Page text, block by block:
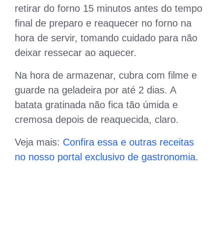
retirar do forno 15 minutos antes do tempo
final de preparo e reaquecer no forno na
hora de servir, tomando cuidado para não
deixar ressecar ao aquecer.
Na hora de armazenar, cubra com filme e
guarde na geladeira por até 2 dias. A
batata gratinada não fica tão úmida e
cremosa depois de reaquecida, claro.
Veja mais: Confira essa e outras receitas
no nosso portal exclusivo de gastronomia.